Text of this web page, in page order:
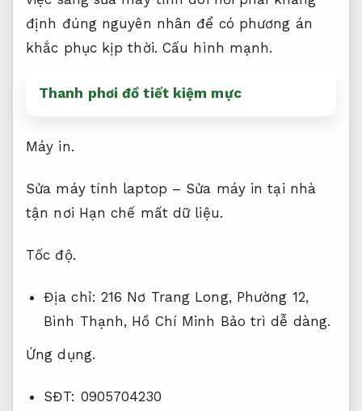
định đúng nguyên nhân để có phương án
khắc phục kịp thời.Cấu hình mạnh.
Thanh phơi đồ tiết kiệm mực
Máy in.
Sửa máy tính laptop – Sửa máy in tại nhà
tận nơi Hạn chế mất dữ liệu.
Tốc độ.
Địa chỉ: 216 Nơ Trang Long, Phường 12,
Bình Thạnh, Hồ Chí Minh Bảo trì dễ dàng.
Ứng dụng.
SĐT: 0905704230